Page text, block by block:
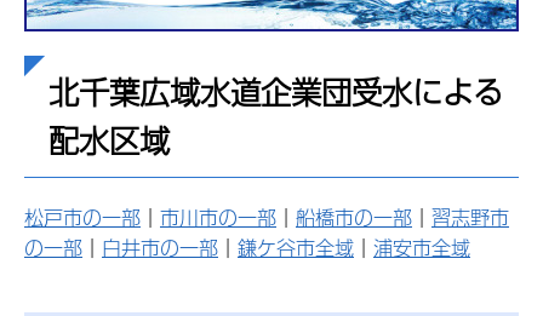
北千葉広域水道企業団受水による
配水区域
松戸市の一部 ｜ 市川市の一部 ｜ 船橋市の一部 ｜ 習志野市
の一部 ｜ 白井市の一部 ｜ 鎌ケ谷市全域 ｜ 浦安市全域